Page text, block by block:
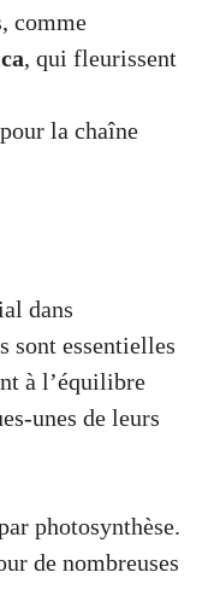
comme
, qui fleurissent
la chaîne
dans
sont essentielles
à l’équilibre
unes de leurs
photosynthèse.
de nombreuses